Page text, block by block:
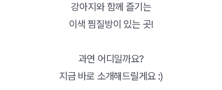
강아지와 함께 즐기는
이색 찜질방이 있는 곳!
과연 어디일까요?
지금 바로 소개해드릴게요 :)